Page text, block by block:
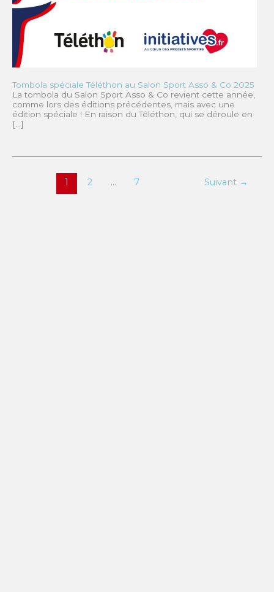
Tombola spéciale Téléthon au Salon Sport Asso & Co 2025
La tombola du Salon Sport Asso & Co revient cette année,
comme lors des éditions précédentes, mais avec une
édition spéciale ! En raison du Téléthon, qui se déroule en
[…]
1 2 … 7 Suivant →